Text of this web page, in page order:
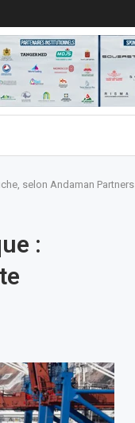
selon Andaman Partners
: